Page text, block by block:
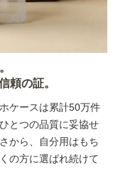
頼の証。
ケースは累計50万件
とつの品質に妥協せ
から、自分用はもち
の方に選ばれ続けて